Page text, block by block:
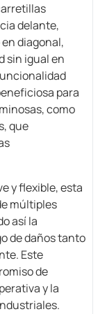
delante,
diagonal,
sin igual en
para
como
que
y flexible, esta
múltiples
así la
de daños tanto
Este
de
y la